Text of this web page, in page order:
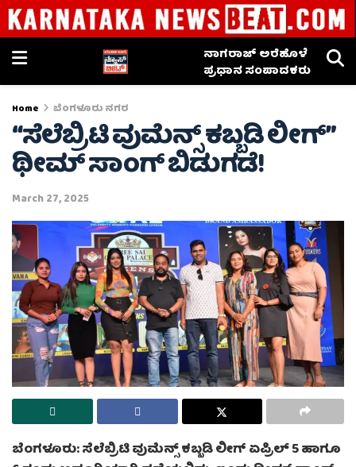
ನಾಗರಾಜ್ ಅರೆಹೊಳೆ
ಪ್ರಧಾನ ಸಂಪಾದಕರು
Home ಬೆಂಗಳೂರು ನಗರ
“ಸೆಲೆಬ್ರಿಟಿ ವುಮೆನ್ಸ್ ಕಬ್ಬಡಿ ಲೀಗ್”
ಥೀಮ್ ಸಾಂಗ್ ಬಿಡುಗಡೆ!
March 27, 2025
ಬೆಂಗಳೂರು: ಸೆಲೆಬ್ರಿಟಿ ವುಮೆನ್ಸ್ ಕಬ್ಬಡಿ ಲೀಗ್ ಏಪ್ರಿಲ್ 5 ಹಾಗೂ